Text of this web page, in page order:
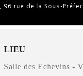
, 96 rue de la Sous-
LIEU
Salle des Echevins -